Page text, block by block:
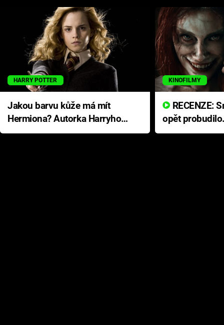
HARRY POTTER
Jakou barvu kůže má mít
Hermiona? Autorka Harryho
Pottera přišla s ráznou
KINOFILMY
opět
přichází s